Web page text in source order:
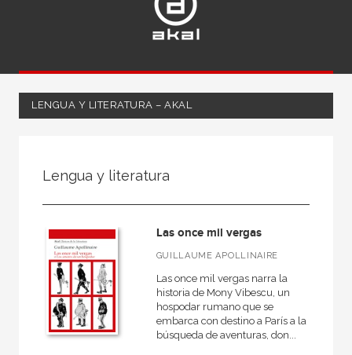
LENGUA Y LITERATURA – AKAL
Ciencias humanas y sociales
Lengua y literatura
MATERIAS
Actual
Teatro
Lengua y literatura
Las once mil vergas
GUILLAUME APOLLINAIRE
Las once mil vergas narra la
historia de Mony Vibescu, un
hospodar rumano que se
embarca con destino a París a la
búsqueda de aventuras, don...